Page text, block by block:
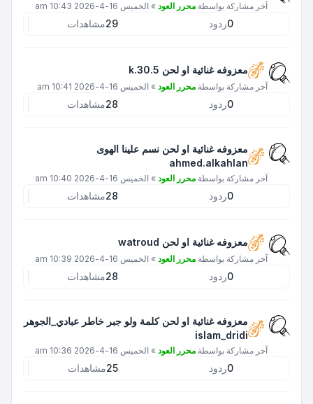
آخر مشاركة بواسطة محرر العود » الخميس 16-4-2026 10:43 am
0ردود 29مشاهدات
معزوفه غنائية او لحن k.30.5
آخر مشاركة بواسطة محرر العود » الخميس 16-4-2026 10:41 am
0ردود 28مشاهدات
معزوفه غنائية او لحن نسم علينا الهوى
ahmed.alkahlan
آخر مشاركة بواسطة محرر العود » الخميس 16-4-2026 10:40 am
0ردود 28مشاهدات
معزوفه غنائية او لحن watroud
آخر مشاركة بواسطة محرر العود » الخميس 16-4-2026 10:39 am
0ردود 28مشاهدات
معزوفه غنائية او لحن كلمة ولو جبر خاطر عبادي_الجوهر
islam_dridi
آخر مشاركة بواسطة محرر العود » الخميس 16-4-2026 10:36 am
0ردود 25مشاهدات